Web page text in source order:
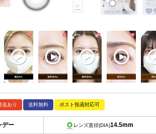
送あり 送料無料 ポスト投函対応可
デー レンズ直径(DIA)14.5mm